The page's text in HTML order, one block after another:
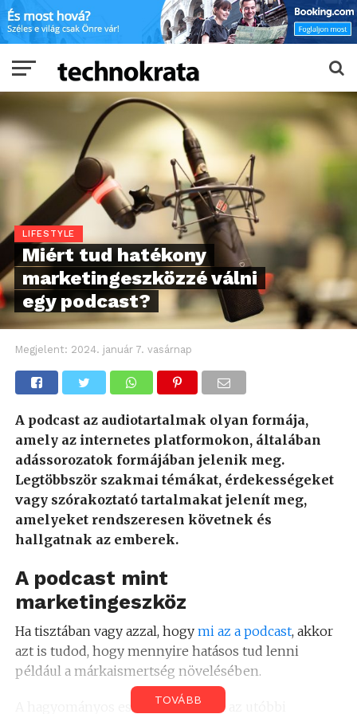
LIFESTYLE
Miért tud hatékony
marketingeszközzé válni
egy podcast?
Megjelent: 2024. január 7. vasárnap
A podcast az audiotartalmak olyan formája,
amely az internetes platformokon, általában
adássorozatok formájában jelenik meg.
Legtöbbször szakmai témákat, érdekességeket
vagy szórakoztató tartalmakat jelenít meg,
amelyeket rendszeresen követnek és
hallgatnak az emberek.
A podcast mint
marketingeszköz
Ha tisztában vagy azzal, hogy mi az a podcast, akkor
azt is tudod, hogy mennyire hatásos tud lenni
például a márkaismertség növelésében.
A hagyományos eszközök mellett az utóbbi
TOVÁBB